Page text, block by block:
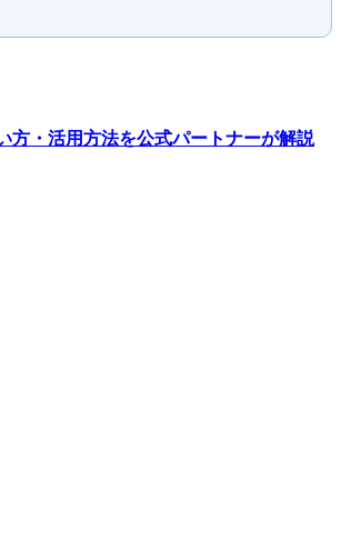
方・活用方法を公式パートナーが解説